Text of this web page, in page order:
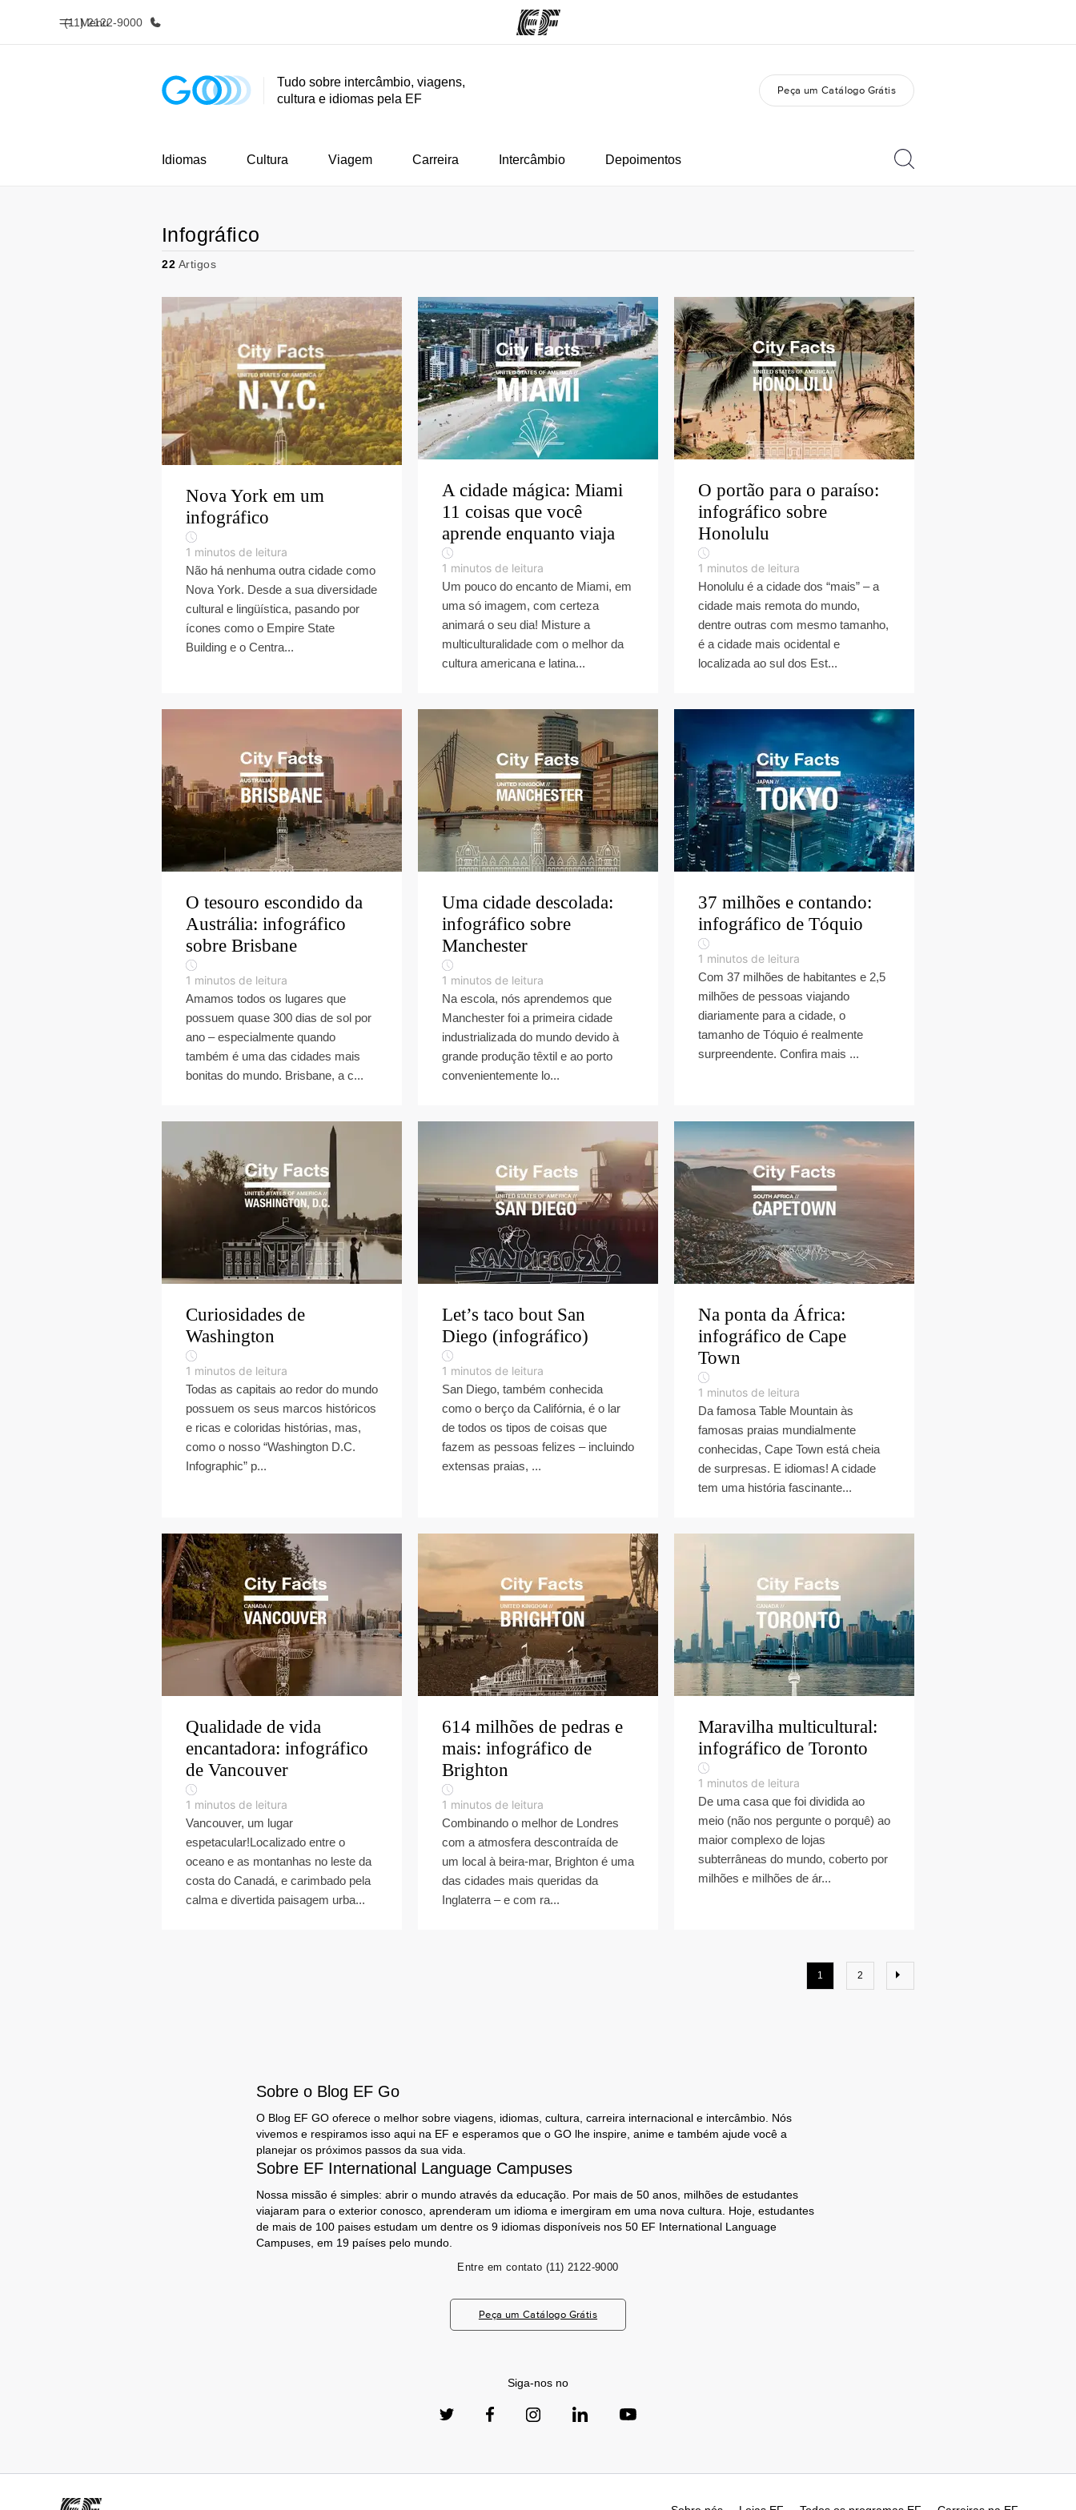
Menu
(11) 2122-9000
Início Programas Carreiras
Tudo sobre intercâmbio, viagens,
cultura e idiomas pela EF
Peça um Catálogo Grátis
Idiomas Cultura Viagem Carreira Intercâmbio Depoimentos
Infográfico
22 Artigos
Nova York em um
infográfico
1 minutos de leitura
Não há nenhuma outra cidade como
Nova York. Desde a sua diversidade
cultural e lingüística, pasando por
ícones como o Empire State
Building e o Centra...
A cidade mágica: Miami
11 coisas que você
aprende enquanto viaja
1 minutos de leitura
Um pouco do encanto de Miami, em
uma só imagem, com certeza
animará o seu dia! Misture a
multiculturalidade com o melhor da
cultura americana e latina...
O portão para o paraíso:
infográfico sobre
Honolulu
1 minutos de leitura
Honolulu é a cidade dos “mais” – a
cidade mais remota do mundo,
dentre outras com mesmo tamanho,
é a cidade mais ocidental e
localizada ao sul dos Est...
O tesouro escondido da
Austrália: infográfico
sobre Brisbane
1 minutos de leitura
Amamos todos os lugares que
possuem quase 300 dias de sol por
ano – especialmente quando
também é uma das cidades mais
bonitas do mundo. Brisbane, a c...
Uma cidade descolada:
infográfico sobre
Manchester
1 minutos de leitura
Na escola, nós aprendemos que
Manchester foi a primeira cidade
industrializada do mundo devido à
grande produção têxtil e ao porto
convenientemente lo...
37 milhões e contando:
infográfico de Tóquio
1 minutos de leitura
Com 37 milhões de habitantes e 2,5
milhões de pessoas viajando
diariamente para a cidade, o
tamanho de Tóquio é realmente
surpreendente. Confira mais ...
Curiosidades de
Washington
1 minutos de leitura
Todas as capitais ao redor do mundo
possuem os seus marcos históricos
e ricas e coloridas histórias, mas,
como o nosso “Washington D.C.
Infographic” p...
Let’s taco bout San
Diego (infográfico)
1 minutos de leitura
San Diego, também conhecida
como o berço da Califórnia, é o lar
de todos os tipos de coisas que
fazem as pessoas felizes – incluindo
extensas praias, ...
Na ponta da África:
infográfico de Cape
Town
1 minutos de leitura
Da famosa Table Mountain às
famosas praias mundialmente
conhecidas, Cape Town está cheia
de surpresas. E idiomas! A cidade
tem uma história fascinante...
Qualidade de vida
encantadora: infográfico
de Vancouver
1 minutos de leitura
Vancouver, um lugar
espetacular!Localizado entre o
oceano e as montanhas no leste da
costa do Canadá, e carimbado pela
calma e divertida paisagem urba...
614 milhões de pedras e
mais: infográfico de
Brighton
1 minutos de leitura
Combinando o melhor de Londres
com a atmosfera descontraída de
um local à beira-mar, Brighton é uma
das cidades mais queridas da
Inglaterra – e com ra...
Maravilha multicultural:
infográfico de Toronto
1 minutos de leitura
De uma casa que foi dividida ao
meio (não nos pergunte o porquê) ao
maior complexo de lojas
subterrâneas do mundo, coberto por
milhões e milhões de ár...
1 2
Sobre o Blog EF Go
O Blog EF GO oferece o melhor sobre viagens, idiomas, cultura, carreira internacional e intercâmbio. Nós
vivemos e respiramos isso aqui na EF e esperamos que o GO lhe inspire, anime e também ajude você a
planejar os próximos passos da sua vida.
Sobre EF International Language Campuses
Nossa missão é simples: abrir o mundo através da educação. Por mais de 50 anos, milhões de estudantes
viajaram para o exterior conosco, aprenderam um idioma e imergiram em uma nova cultura. Hoje, estudantes
de mais de 100 paises estudam um dentre os 9 idiomas disponíveis nos 50 EF International Language
Campuses, em 19 países pelo mundo.
Entre em contato (11) 2122-9000
Peça um Catálogo Grátis
Siga-nos no